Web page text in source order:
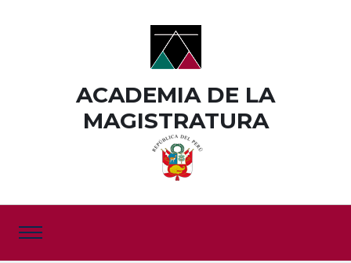
ACADEMIA DE LA
MAGISTRATURA